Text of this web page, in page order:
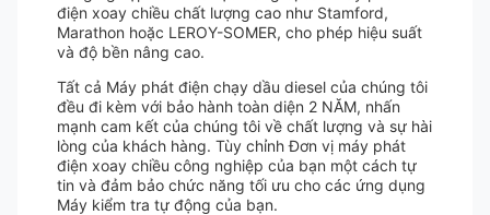
điện xoay chiều chất lượng cao như Stamford,
Marathon hoặc LEROY-SOMER, cho phép hiệu suất
và độ bền nâng cao.
Tất cả Máy phát điện chạy dầu diesel của chúng tôi
đều đi kèm với bảo hành toàn diện 2 NĂM, nhấn
mạnh cam kết của chúng tôi về chất lượng và sự hài
lòng của khách hàng. Tùy chỉnh Đơn vị máy phát
điện xoay chiều công nghiệp của bạn một cách tự
tin và đảm bảo chức năng tối ưu cho các ứng dụng
Máy kiểm tra tự động của bạn.